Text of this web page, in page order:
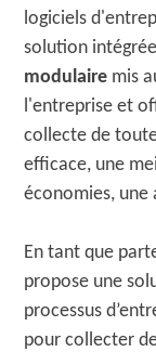
logiciels
solution
modulaire mis
l'entreprise et
collecte de
efficace, une
économies,
En tant que
propose une
processus
pour collecter